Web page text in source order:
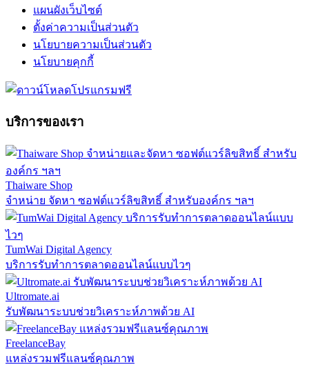
แผนผังเว็บไซต์
ตั้งค่าความเป็นส่วนตัว
นโยบายความเป็นส่วนตัว
นโยบายคุกกี้
บริการของเรา
Thaiware Shop
จำหน่าย จัดหา ซอฟต์แวร์ลิขสิทธิ์ สำหรับองค์กร ฯลฯ
TumWai Digital Agency
บริการรับทำการตลาดออนไลน์แบบไวๆ
Ultromate.ai
รับพัฒนาระบบช่วยวิเคราะห์ภาพด้วย AI
FreelanceBay
แหล่งรวมฟรีแลนซ์คุณภาพ